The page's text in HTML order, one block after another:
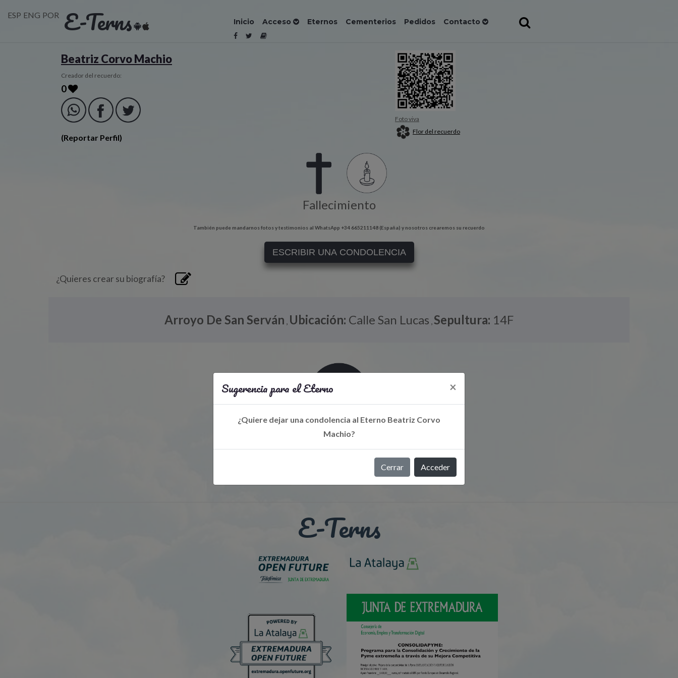
ESP ENG POR E-Terns Inicio Acceso Eternos Cementerios Pedidos Contacto
Beatriz Corvo Machio
Creador del recuerdo:
0
(Reportar Perfil)
Foto viva
Flor del recuerdo
Fallecimiento
También puede mandarnos fotos y testimonios al WhatsApp +34 665211148 (España) y nosotros crearemos su recuerdo
ESCRIBIR UNA CONDOLENCIA
¿Quieres crear su biografía?
Arroyo De San Serván , Ubicación: Calle San Lucas ,Sepultura: 14F
Libro de Eterno
Sugerencia para el Eterno ×
¿Quiere dejar una condolencia al Eterno Beatriz Corvo
Machio?
Cerrar Acceder
E-Terns